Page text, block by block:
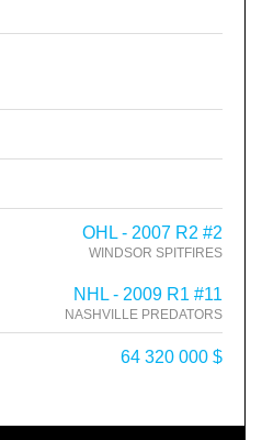
OHL - 2007 R2 #2
WINDSOR SPITFIRES
NHL - 2009 R1 #11
NASHVILLE PREDATORS
64 320 000 $